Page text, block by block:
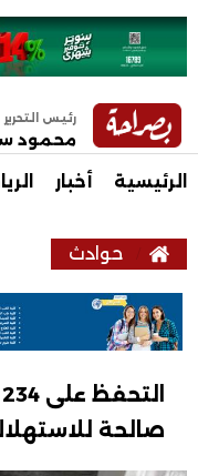
رئيس التحرير
محمود
الرئيسية أخبار
حوادث
صالحة